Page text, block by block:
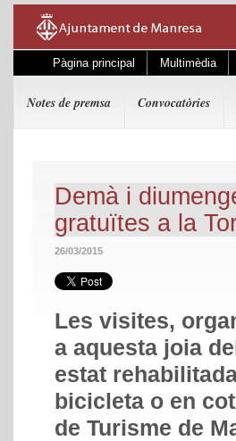
Pàgina principal Multimèdia
Notes de premsa Convocatòries
Demà i
gratuïtes a la
26/03/2015
Les visites,
a aquesta joia
estat
bicicleta o en
de Turisme de